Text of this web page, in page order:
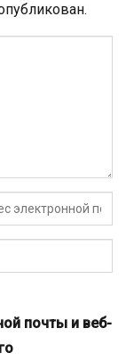
почты и веб-